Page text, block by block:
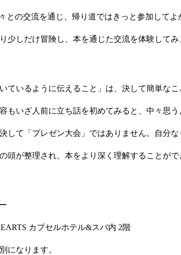
との交流を通じ、帰り道ではきっと参加して
少しだけ冒険し、本を通じた交流を体験してみ
ているように伝えること」は、決して簡単なこ
もいざ人前に立ち話を初めてみると、中々思
して「プレゼン大会」ではありません。自分
頭が整理され、本をより深く理解することがで
カプセルホテル&スパ内 2階
になります。